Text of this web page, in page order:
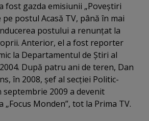
fost gazda emisiunii „Poveştiri
pe postul Acasă TV, până în mai
postului a renunţat la
Anterior, el a fost reporter
la Departamentul de Ştiri al
După patru ani de teren, Dan
în 2008, şef al secţiei Politic-
septembrie 2009 a devenit
Monden”, tot la Prima TV.